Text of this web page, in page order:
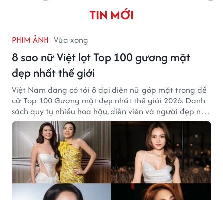
TIN MỚI
PHIM ẢNH Vừa xong
8 sao nữ Việt lọt Top 100 gương mặt
đẹp nhất thế giới
Việt Nam đang có tới 8 đại diện nữ góp mặt trong đề
cử Top 100 Gương mặt đẹp nhất thế giới 2026. Danh
sách quy tụ nhiều hoa hậu, diễn viên và người đẹp nổi
tiếng của showbiz Việt.